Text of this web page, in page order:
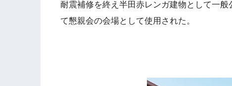
耐震補修を終え半田赤レンガ建物として一
て懇親会の会場として使用された。